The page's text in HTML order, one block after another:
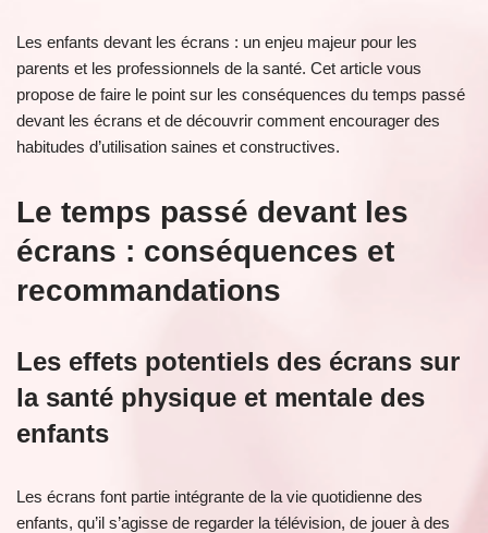
Les enfants devant les écrans : un enjeu majeur pour les
parents et les professionnels de la santé. Cet article vous
propose de faire le point sur les conséquences du temps passé
devant les écrans et de découvrir comment encourager des
habitudes d’utilisation saines et constructives.
Le temps passé devant les
écrans : conséquences et
recommandations
Les effets potentiels des écrans sur
la santé physique et mentale des
enfants
Les écrans font partie intégrante de la vie quotidienne des
enfants, qu’il s’agisse de regarder la télévision, de jouer à des